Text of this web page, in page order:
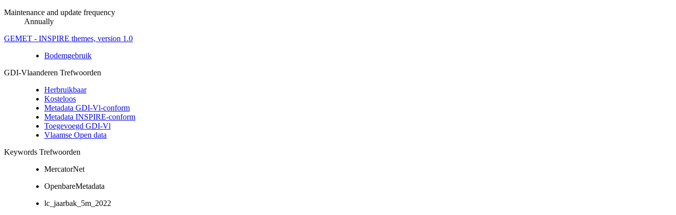
Maintenance and update frequency
Annually
GEMET - INSPIRE themes, version 1.0
Bodemgebruik
GDI-Vlaanderen Trefwoorden
Herbruikbaar
Kosteloos
Metadata GDI-Vl-conform
Metadata INSPIRE-conform
Toegevoegd GDI-Vl
Vlaamse Open data
Keywords Trefwoorden
MercatorNet
OpenbareMetadata
lc_jaarbak_5m_2022